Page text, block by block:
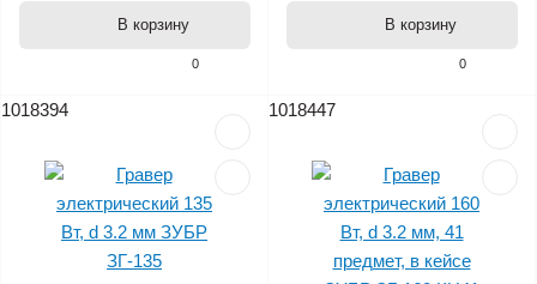
0
В корзину
0
В корзину
1018394 1018447